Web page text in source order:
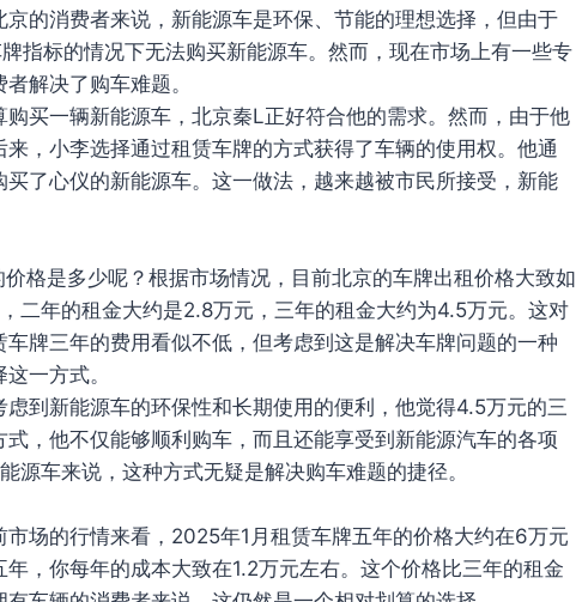
的消费者来说，新能源车是环保、节能的理想选择，但由于
指标的情况下无法购买新能源车。然而，现在市场上有一些专
解决了购车难题。
买一辆新能源车，北京秦L正好符合他的需求。然而，由于他
，小李选择通过租赁车牌的方式获得了车辆的使用权。他通
了心仪的新能源车。这一做法，越来越被市民所接受，新能
格是多少呢？根据市场情况，目前北京的车牌出租价格大致如
二年的租金大约是2.8万元，三年的租金大约为4.5万元。这对
牌三年的费用看似不低，但考虑到这是解决车牌问题的一种
一方式。
到新能源车的环保性和长期使用的便利，他觉得4.5万元的三
，他不仅能够顺利购车，而且还能享受到新能源汽车的各项
源车来说，这种方式无疑是解决购车难题的捷径。
场的行情来看，2025年1月租赁车牌五年的价格大约在6万元
，你每年的成本大致在1.2万元左右。这个价格比三年的租金